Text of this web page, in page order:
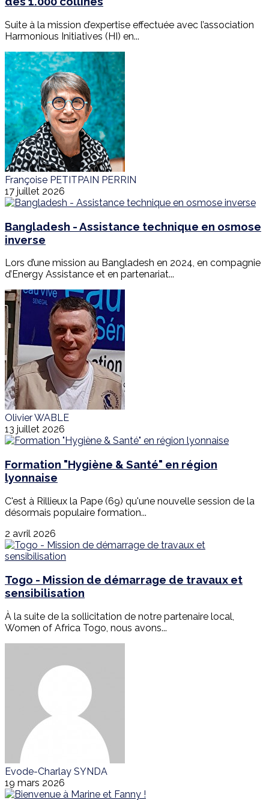
Suite à la mission d’expertise effectuée avec l’association
Harmonious Initiatives (HI) en...
Françoise PETITPAIN PERRIN
17 juillet 2026
Bangladesh - Assistance technique en osmose
inverse
Lors d’une mission au Bangladesh en 2024, en compagnie
d’Energy Assistance et en partenariat...
Olivier WABLE
13 juillet 2026
Formation "Hygiène & Santé" en région
lyonnaise
C'est à Rillieux la Pape (69) qu'une nouvelle session de la
désormais populaire formation...
2 avril 2026
Togo - Mission de démarrage de travaux et
sensibilisation
À la suite de la sollicitation de notre partenaire local,
Women of Africa Togo, nous avons...
Evode-Charlay SYNDA
19 mars 2026